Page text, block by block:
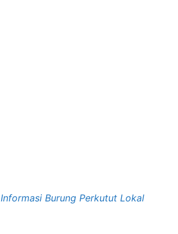
Informasi Burung Perkutut Lokal